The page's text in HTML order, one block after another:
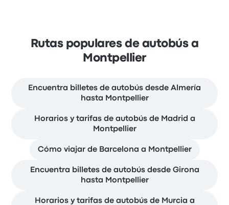
Rutas populares de autobús a
Montpellier
Encuentra billetes de autobús desde Almería
hasta Montpellier
Horarios y tarifas de autobús de Madrid a
Montpellier
Cómo viajar de Barcelona a Montpellier
Encuentra billetes de autobús desde Girona
hasta Montpellier
Horarios y tarifas de autobús de Murcia a